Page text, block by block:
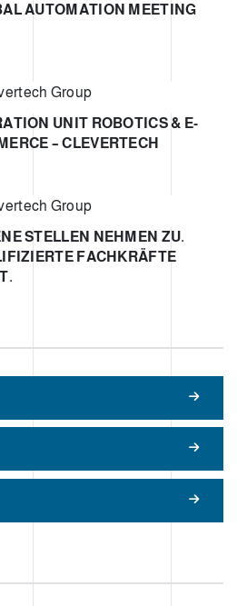
AUTOMATION MEETING
Group
UNIT ROBOTICS & E-
– CLEVERTECH
Group
STELLEN NEHMEN ZU.
FACHKRÄFTE